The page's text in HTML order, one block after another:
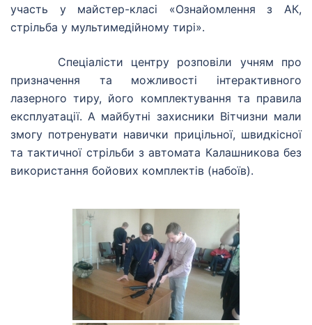
участь у майстер-класі «Ознайомлення з АК,
стрільба у мультимедійному тирі».
Спеціалісти центру розповіли учням про
призначення та можливості інтерактивного
лазерного тиру, його комплектування та правила
експлуатації. А майбутні захисники Вітчизни мали
змогу потренувати навички прицільної, швидкісної
та тактичної стрільби з автомата Калашникова без
використання бойових комплектів (набоїв).